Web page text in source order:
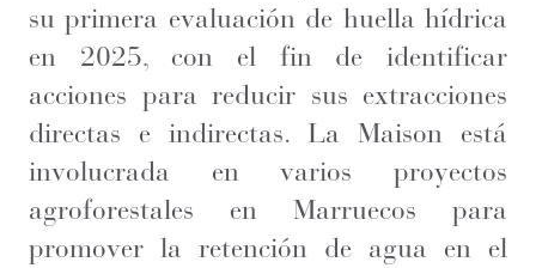
su primera evaluación de huella hídrica
en 2025, con el fin de identificar
acciones para reducir sus extracciones
directas e indirectas. La Maison está
involucrada en varios proyectos
agroforestales en Marruecos para
promover la retención de agua en el